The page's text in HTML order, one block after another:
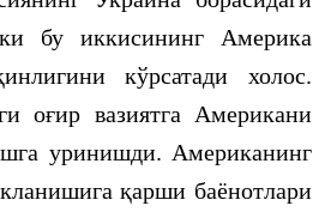
бу иккисининг Америка
кўрсатади холос.
оғир вазиятга Американи
уринишди. Американинг
қарши баёнотлари